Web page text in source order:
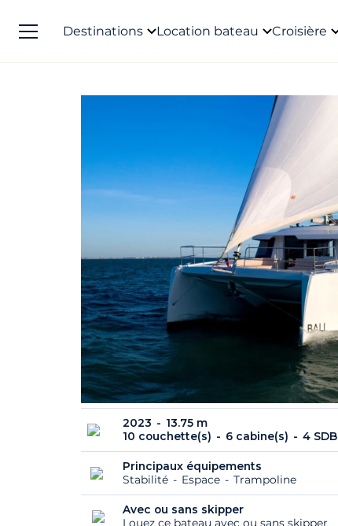
Destinations Location bateau Croisière
2023
13.75 m
10 couchette(s)
6 cabine(s) 4 SDB
Principaux équipements
Stabilité
Espace Trampoline
Avec ou sans skipper
Louez ce bateau avec ou sans skipper